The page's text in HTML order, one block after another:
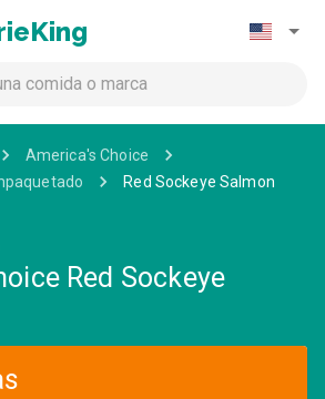
America's Choice
Red Sockeye Salmon
Red Sockeye